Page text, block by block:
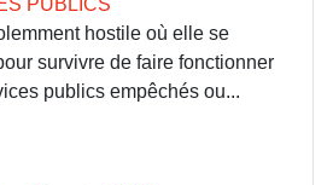
PUBLICS
hostile où elle se
survivre de faire fonctionner
publics empêchés ou...